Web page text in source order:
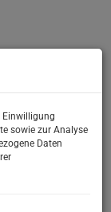
Grün- &
Einwilligung
sowie zur Analyse
Daten